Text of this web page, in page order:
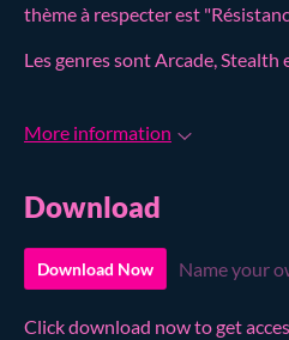
thème à respecter est
Les genres sont Arcade, Stealth
More information
Download
Download Now Name your
Click download now to get